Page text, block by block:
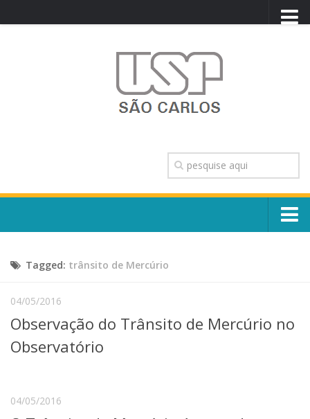
TRANSPARÊNCIA
OUVIDORIA
CONTATO
Escola, Institutos e Órgãos
Núcleos e Comissões
Telefones e Mapas
Educação a distância
Tagged: trânsito de Mercúrio
04/05/2016
Observação do Trânsito de Mercúrio no
Observatório
04/05/2016